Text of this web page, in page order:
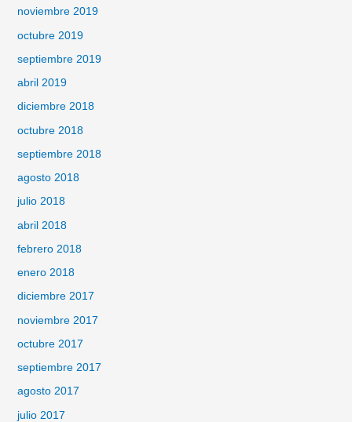
noviembre 2019
octubre 2019
septiembre 2019
abril 2019
diciembre 2018
octubre 2018
septiembre 2018
agosto 2018
julio 2018
abril 2018
febrero 2018
enero 2018
diciembre 2017
noviembre 2017
octubre 2017
septiembre 2017
agosto 2017
julio 2017